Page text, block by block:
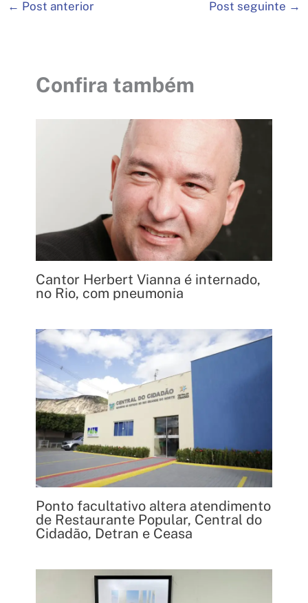
← Post anterior Post seguinte →
Confira também
Cantor Herbert Vianna é internado,
no Rio, com pneumonia
Ponto facultativo altera atendimento
de Restaurante Popular, Central do
Cidadão, Detran e Ceasa